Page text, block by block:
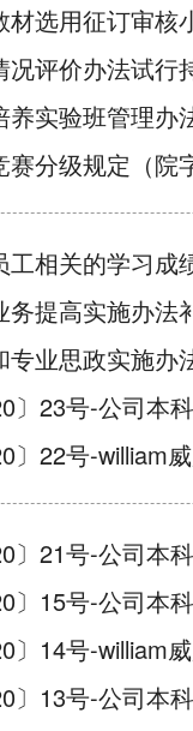
选用征订审核
评价办法试行
实验班管理办
分级规定（院
相关的学习
提高实施办法
业思政实施办
23号-公司本
〕22号-william
〕21号-公司本
〕15号-公司本
〕14号-william
〕13号-公司本